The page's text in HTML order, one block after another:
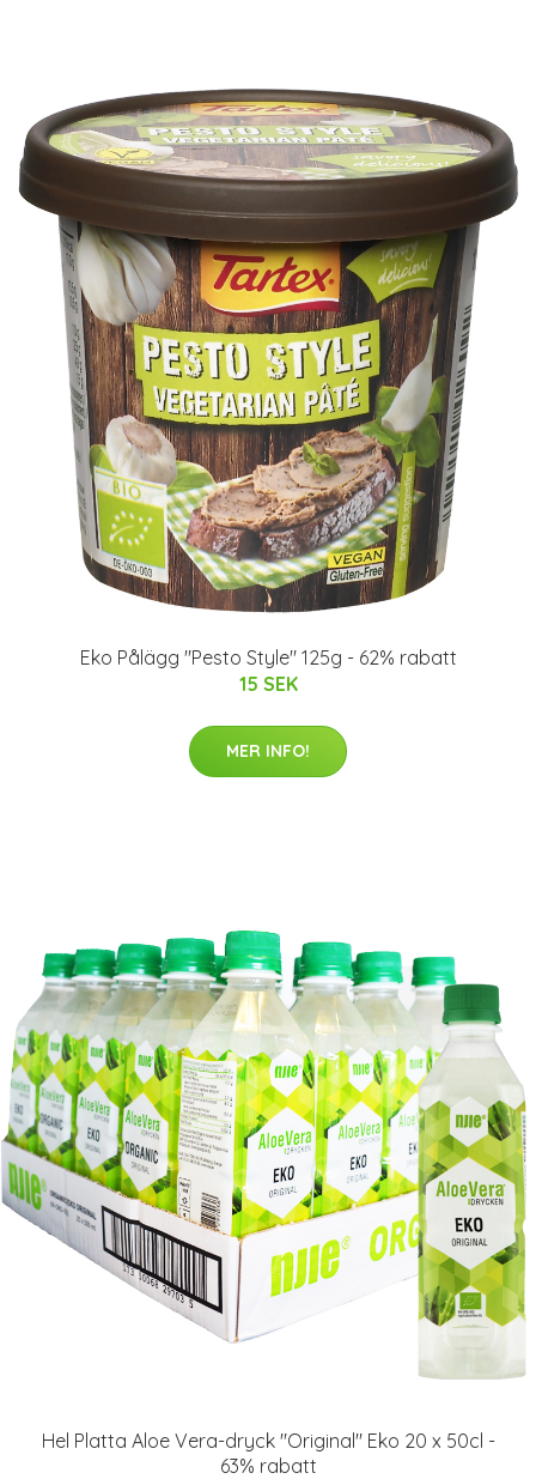
Eko Pålägg "Pesto Style" 125g - 62% rabatt
15 SEK
MER INFO!
Hel Platta Aloe Vera-dryck "Original" Eko 20 x 50cl -
63% rabatt